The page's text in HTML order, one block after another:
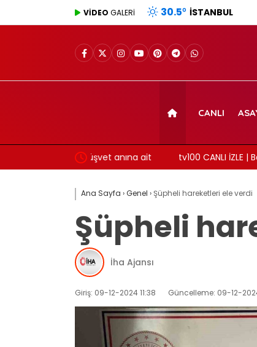
VİDEO GALERİ 30.5° İSTANBUL
CANLI
tv100 CANLI İZLE | Beşiktaş – Hradec
Ana Sayfa ›Genel ›Şüpheli hareketleri ele verdi
Şüpheli
İha Ajansı
Giriş: 09-12-2024 11:38 Güncelleme: 09-12-